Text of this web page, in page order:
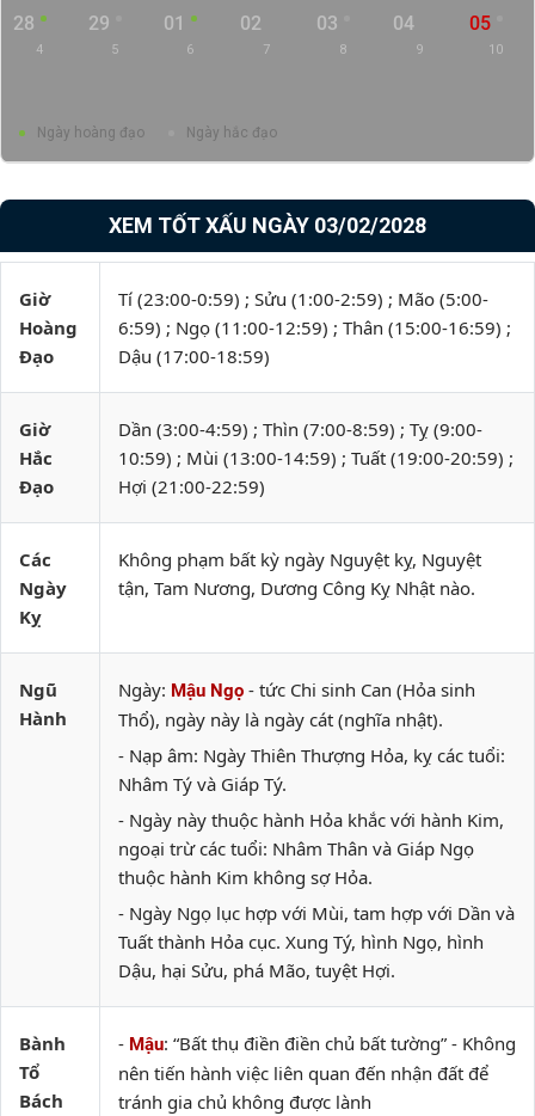
28
4
29
5
01
6
02
7
03
8
04
9
05
10
Ngày hoàng đạo Ngày hắc đạo
XEM TỐT XẤU NGÀY 03/02/2028
Giờ
Hoàng
Đạo
Tí (23:00-0:59) ; Sửu (1:00-2:59) ; Mão (5:00-
6:59) ; Ngọ (11:00-12:59) ; Thân (15:00-16:59) ;
Dậu (17:00-18:59)
Giờ
Hắc
Đạo
Dần (3:00-4:59) ; Thìn (7:00-8:59) ; Tỵ (9:00-
10:59) ; Mùi (13:00-14:59) ; Tuất (19:00-20:59) ;
Hợi (21:00-22:59)
Các
Ngày
Kỵ
Không phạm bất kỳ ngày Nguyệt kỵ, Nguyệt
tận, Tam Nương, Dương Công Kỵ Nhật nào.
Ngũ
Hành
Ngày: Mậu Ngọ - tức Chi sinh Can (Hỏa sinh
Thổ), ngày này là ngày cát (nghĩa nhật).
- Nạp âm: Ngày Thiên Thượng Hỏa, kỵ các tuổi:
Nhâm Tý và Giáp Tý.
- Ngày này thuộc hành Hỏa khắc với hành Kim,
ngoại trừ các tuổi: Nhâm Thân và Giáp Ngọ
thuộc hành Kim không sợ Hỏa.
- Ngày Ngọ lục hợp với Mùi, tam hợp với Dần và
Tuất thành Hỏa cục. Xung Tý, hình Ngọ, hình
Dậu, hại Sửu, phá Mão, tuyệt Hợi.
Bành
Tổ
Bách
- Mậu: “Bất thụ điền điền chủ bất tường” - Không
nên tiến hành việc liên quan đến nhận đất để
tránh gia chủ không được lành